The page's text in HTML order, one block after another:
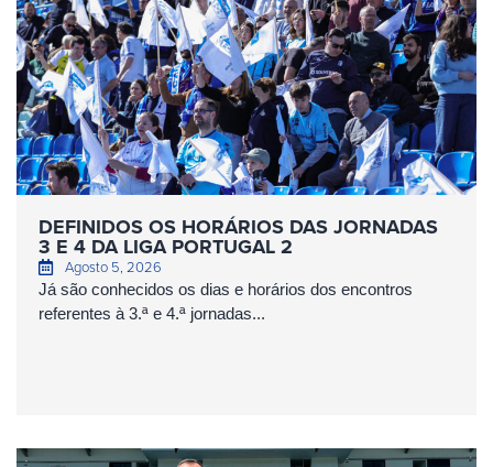
DEFINIDOS OS HORÁRIOS DAS JORNADAS
3 E 4 DA LIGA PORTUGAL 2
Agosto 5, 2026
Já são conhecidos os dias e horários dos encontros
referentes à 3.ª e 4.ª jornadas...